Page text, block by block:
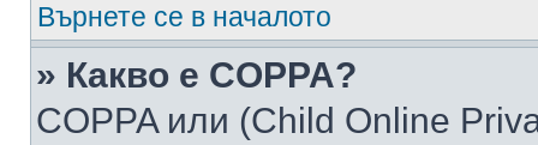
Върнете се в началото
» Какво е COPPA?
COPPA или (Child Online